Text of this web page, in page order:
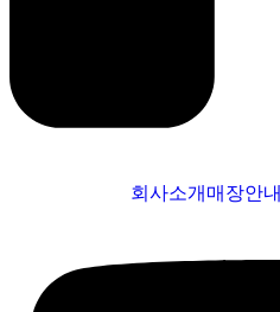
회사소개 매장안내